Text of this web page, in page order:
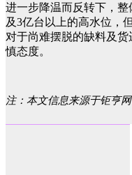
进一步降温而反转下，
及3亿台以上的高水位，
对于尚难摆脱的缺料及
慎态度。
注：本文信息来源于钜亨